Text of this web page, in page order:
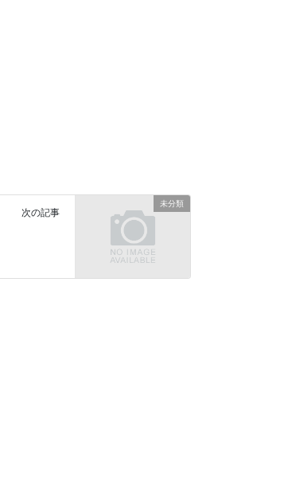
未分類
次の記事